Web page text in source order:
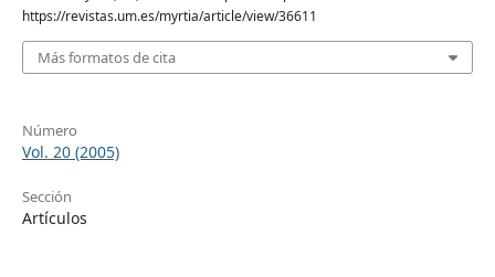
https://revistas.um.es/myrtia/article/view/36611
Más formatos de cita
Número
Vol. 20 (2005)
Sección
Artículos